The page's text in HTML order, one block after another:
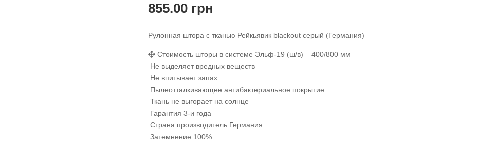
855.00грн
Рулонная штора с тканью Рейкьявик blackout серый (Германия)
Стоимость шторы в системе Эльф-19 (ш/в) – 400/800 мм
Не выделяет вредных веществ
Не впитывает запах
Пылеотталкивающее антибактериальное покрытие
Ткань не выгорает на солнце
Гарантия 3-и года
Страна производитель Германия
Затемнение 100%